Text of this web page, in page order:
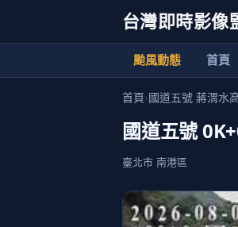
台灣即時影像
颱風動態 首頁
首頁›國道五號 蔣渭水
國道五號
臺北市 南港區